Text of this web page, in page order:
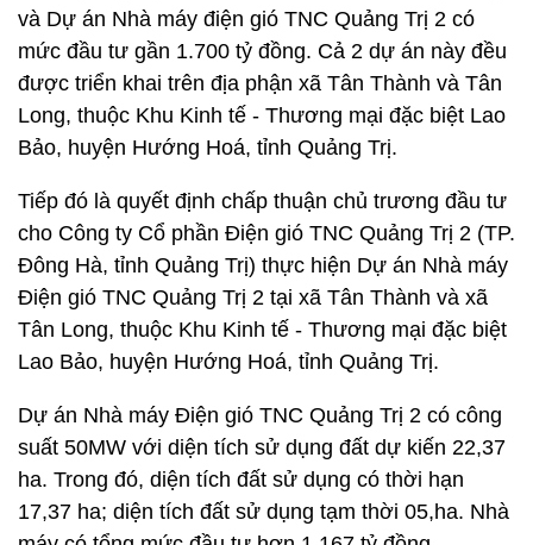
và Dự án Nhà máy điện gió TNC Quảng Trị 2 có
mức đầu tư gần 1.700 tỷ đồng. Cả 2 dự án này đều
được triển khai trên địa phận xã Tân Thành và Tân
Long, thuộc Khu Kinh tế - Thương mại đặc biệt Lao
Bảo, huyện Hướng Hoá, tỉnh Quảng Trị.
Tiếp đó là quyết định chấp thuận chủ trương đầu tư
cho Công ty Cổ phần Điện gió TNC Quảng Trị 2 (TP.
Đông Hà, tỉnh Quảng Trị) thực hiện Dự án Nhà máy
Điện gió TNC Quảng Trị 2 tại xã Tân Thành và xã
Tân Long, thuộc Khu Kinh tế - Thương mại đặc biệt
Lao Bảo, huyện Hướng Hoá, tỉnh Quảng Trị.
Dự án Nhà máy Điện gió TNC Quảng Trị 2 có công
suất 50MW với diện tích sử dụng đất dự kiến 22,37
ha. Trong đó, diện tích đất sử dụng có thời hạn
17,37 ha; diện tích đất sử dụng tạm thời 05,ha. Nhà